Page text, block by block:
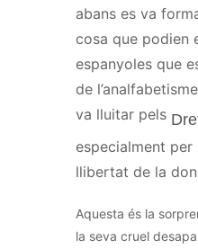
abans es va
cosa que podien
espanyoles que
de
va lluitar pels
especialment
llibertat de la
Aquesta és la
la seva cruel